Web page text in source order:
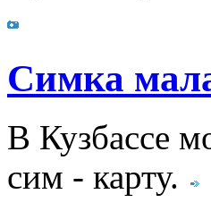
Симка
В Кузбассе
сим - карту.